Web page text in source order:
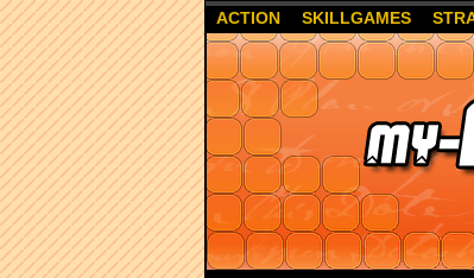
ACTION SKILLGAMES